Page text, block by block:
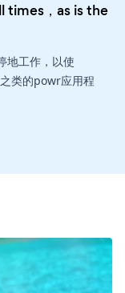
times，as is the
地工作，以使
类的powr应用程